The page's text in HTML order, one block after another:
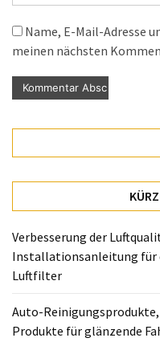
Name, E-Mail-Adresse
meinen nächsten
Verbesserung der
Installationsanleitung für
Luftfilter
Auto-
Produkte für glänzende